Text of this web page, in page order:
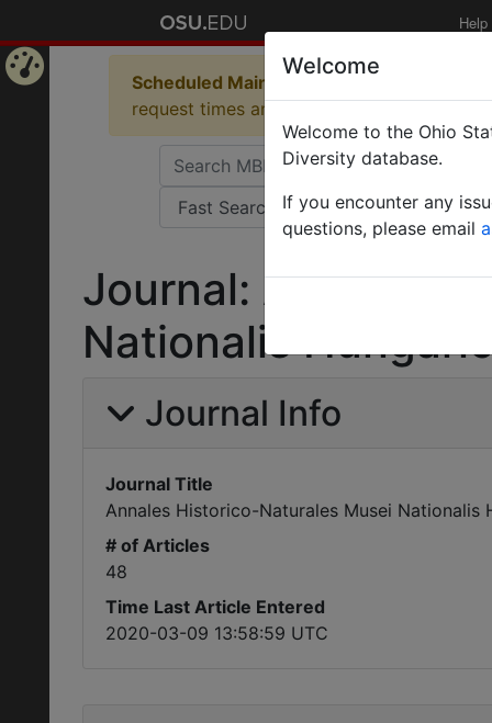
Help
Scheduled Maintenance in Progress
request times and empty table displays.
Journal: Annales
Nationalis
Journal Info
Journal Title
Annales Historico-Naturales Musei Nationalis
# of Articles
48
Time Last Article Entered
2020-03-09 13:58:59 UTC
Welcome
Welcome to the Ohio
Diversity database.
If you encounter any
questions, please email